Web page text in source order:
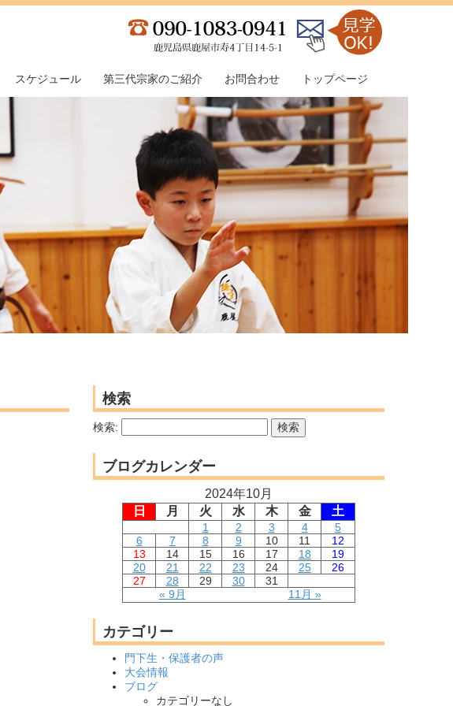
スケジュール 第三代宗家のご紹介 お問合わせ トップページ
検索
検索:
ブログカレンダー
2024年10月
日
月 火 水 木 金 土
« 9月 11月 »
1 2 3 4
5
6
7 8 9 10 11
12
13
14 15 16 17 18
19
20
21 22 23 24 25
26
27
28 29 30 31
カテゴリー
門下生・保護者の声
大会情報
ブログ
カテゴリーなし